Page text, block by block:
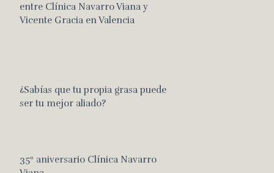
entre Clínica Navarro Viana y
Vicente Gracia en Valencia
¿Sabías que tu propia grasa puede
ser tu mejor aliado?
35º aniversario Clínica Navarro